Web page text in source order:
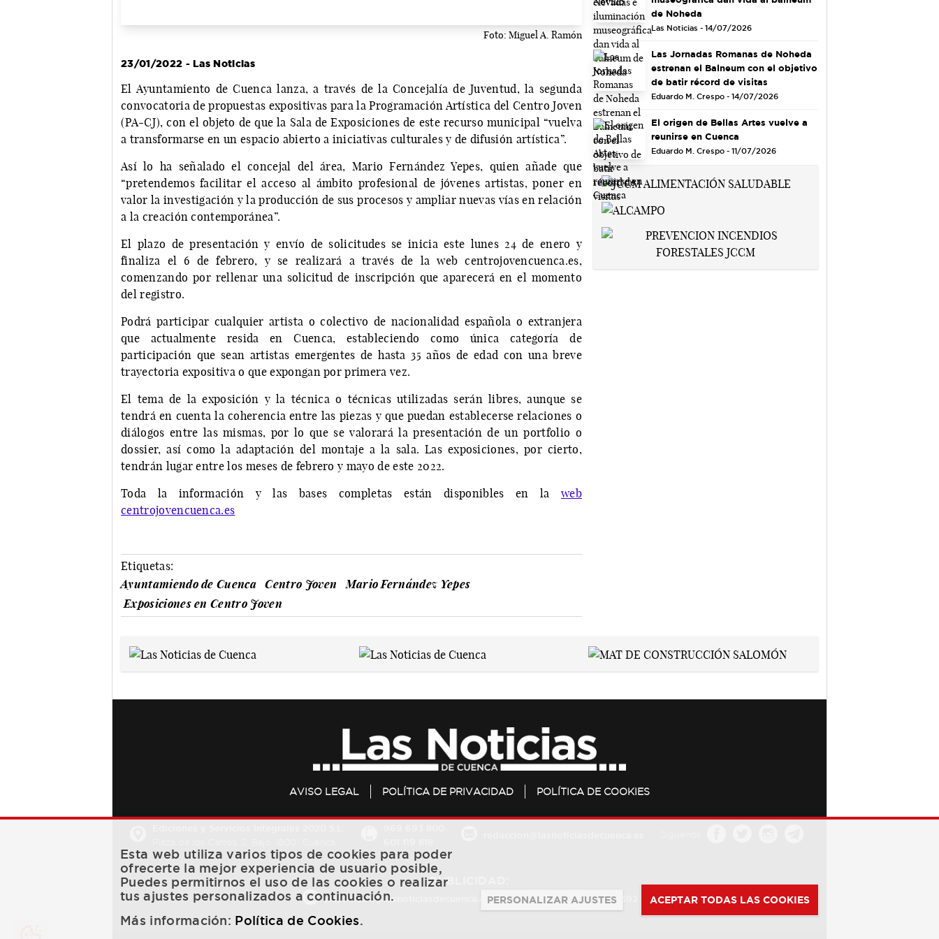
Foto: Miguel A. Ramón
23/01/2022 - Las Noticias
El Ayuntamiento de Cuenca lanza, a través de la Concejalía de Juventud, la segunda
convocatoria de propuestas expositivas para la Programación Artística del Centro Joven
(PA-CJ), con el objeto de que la Sala de Exposiciones de este recurso municipal “vuelva
a transformarse en un espacio abierto a iniciativas culturales y de difusión artística”.
Así lo ha señalado el concejal del área, Mario Fernández Yepes, quien añade que
“pretendemos facilitar el acceso al ámbito profesional de jóvenes artistas, poner en
valor la investigación y la producción de sus procesos y ampliar nuevas vías en relación
a la creación contemporánea”.
El plazo de presentación y envío de solicitudes se inicia este lunes 24 de enero y
finaliza el 6 de febrero, y se realizará a través de la web centrojovencuenca.es,
comenzando por rellenar una solicitud de inscripción que aparecerá en el momento
del registro.
Podrá participar cualquier artista o colectivo de nacionalidad española o extranjera
que actualmente resida en Cuenca, estableciendo como única categoría de
participación que sean artistas emergentes de hasta 35 años de edad con una breve
trayectoria expositiva o que expongan por primera vez.
El tema de la exposición y la técnica o técnicas utilizadas serán libres, aunque se
tendrá en cuenta la coherencia entre las piezas y que puedan establecerse relaciones o
diálogos entre las mismas, por lo que se valorará la presentación de un portfolio o
dossier, así como la adaptación del montaje a la sala. Las exposiciones, por cierto,
tendrán lugar entre los meses de febrero y mayo de este 2022.
Toda la información y las bases completas están disponibles en laweb
centrojovencuenca.es
Etiquetas:
Ayuntamiendo de Cuenca
Centro Joven
Mario Fernández Yepes
Exposiciones en Centro Joven
de Noheda
Las Noticias - 14/07/2026
Las Jornadas Romanas de Noheda
estrenan el Balneum con el objetivo
de batir récord de visitas
Eduardo M. Crespo - 14/07/2026
El origen de Bellas Artes vuelve a
reunirse en Cuenca
Eduardo M. Crespo - 11/07/2026
AVISO LEGAL POLÍTICA DE PRIVACIDAD POLÍTICA DE COOKIES
PUBLICIDAD:
publicidad@lasnoticiasdecuenca.es 684 126 573 / 670 726 392
Esta web utiliza varios tipos de cookies para poder
ofrecerte la mejor experiencia de usuario posible,
Puedes permitirnos el uso de las cookies o realizar
tus ajustes personalizados a continuación.
Más información: Política de Cookies.
PERSONALIZAR AJUSTES ACEPTAR TODAS LAS COOKIES